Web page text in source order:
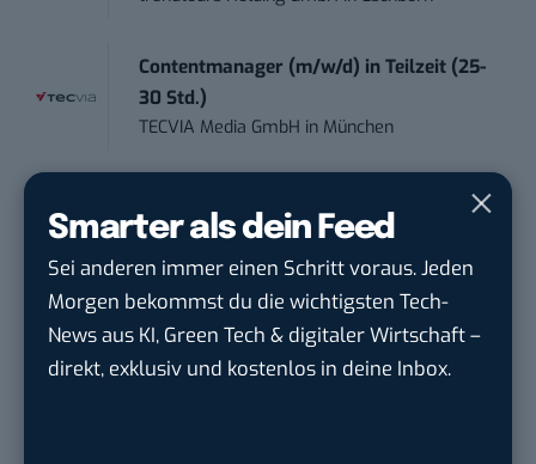
Smarter als dein Feed
Sei anderen immer einen Schritt voraus. Jeden
Morgen bekommst du die wichtigsten Tech-
News aus KI, Green Tech & digitaler Wirtschaft –
direkt, exklusiv und kostenlos in deine Inbox.
Contentmanager (m/w/d) in Teilzeit (25-
30 Std.)
TECVIA Media GmbH in München
Webdesign &amp...
ALFIX GmbH in Großschirma bei Freiberg
Mitarbeiter (m/w/d) Customer
Engagement / Soc...